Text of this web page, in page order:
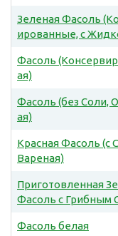
Зеленая Фасоль
ированные, с
Фасоль
ая)
Фасоль (без Соли,
ая)
Красная Фасоль (с
Вареная)
Приготовленная
Фасоль с Грибным
Фасоль белая